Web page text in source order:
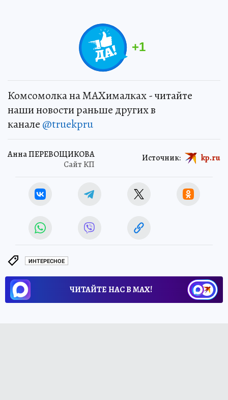
+1
Комсомолка на MAXималках - читайте
наши новости раньше других в
канале @truekpru
Анна ПЕРЕВОЩИКОВА
Сайт КП
Источник: kp.ru
ИНТЕРЕСНОЕ
ЧИТАЙТЕ НАС В МАХ!